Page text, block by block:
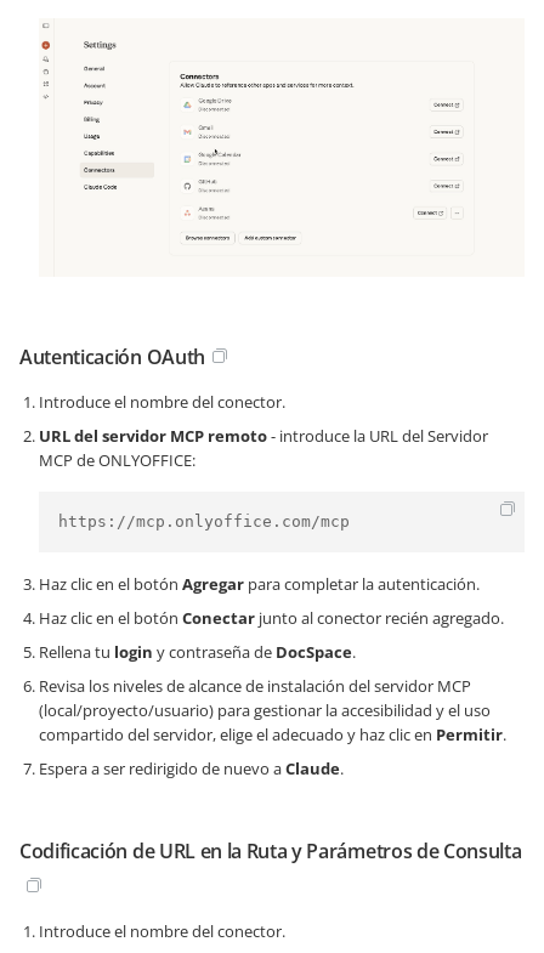
Autenticación OAuth
Introduce el nombre del conector.
URL del servidor MCP remoto- introduce la URL del Servidor
MCP de ONLYOFFICE:
https://mcp.onlyoffice.com/mcp
Haz clic en el botón Agregar para completar la autenticación.
Haz clic en el botón Conectar junto al conector recién agregado.
Rellena tu login y contraseña de DocSpace.
Revisa los niveles de alcance de instalación del servidor MCP
(local/proyecto/usuario) para gestionar la accesibilidad y el uso
compartido del servidor, elige el adecuado y haz clic en Permitir.
Espera a ser redirigido de nuevo aClaude.
Codificación de URL en la Ruta y Parámetros de Consulta
Introduce el nombre del conector.